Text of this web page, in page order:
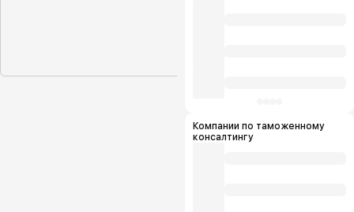
Компании по таможенному
консалтингу